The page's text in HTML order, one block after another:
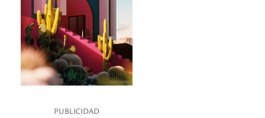
PUBLICIDAD